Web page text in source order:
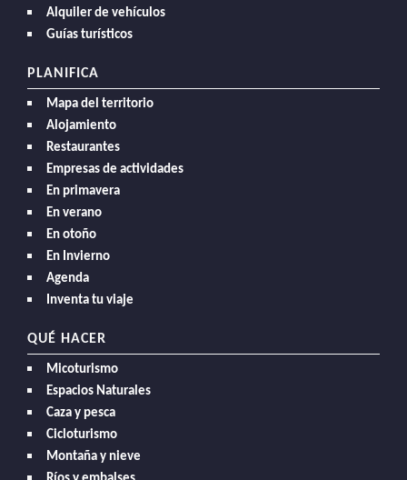
Alquiler de vehículos
Guías turísticos
PLANIFICA
Mapa del territorio
Alojamiento
Restaurantes
Empresas de actividades
En primavera
En verano
En otoño
En Invierno
Agenda
Inventa tu viaje
QUÉ HACER
Micoturismo
Espacios Naturales
Caza y pesca
Cicloturismo
Montaña y nieve